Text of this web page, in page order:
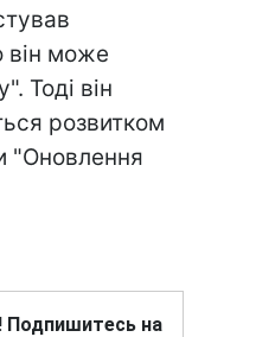
він може
Тоді він
розвитком
"Оновлення
Подпишитесь на